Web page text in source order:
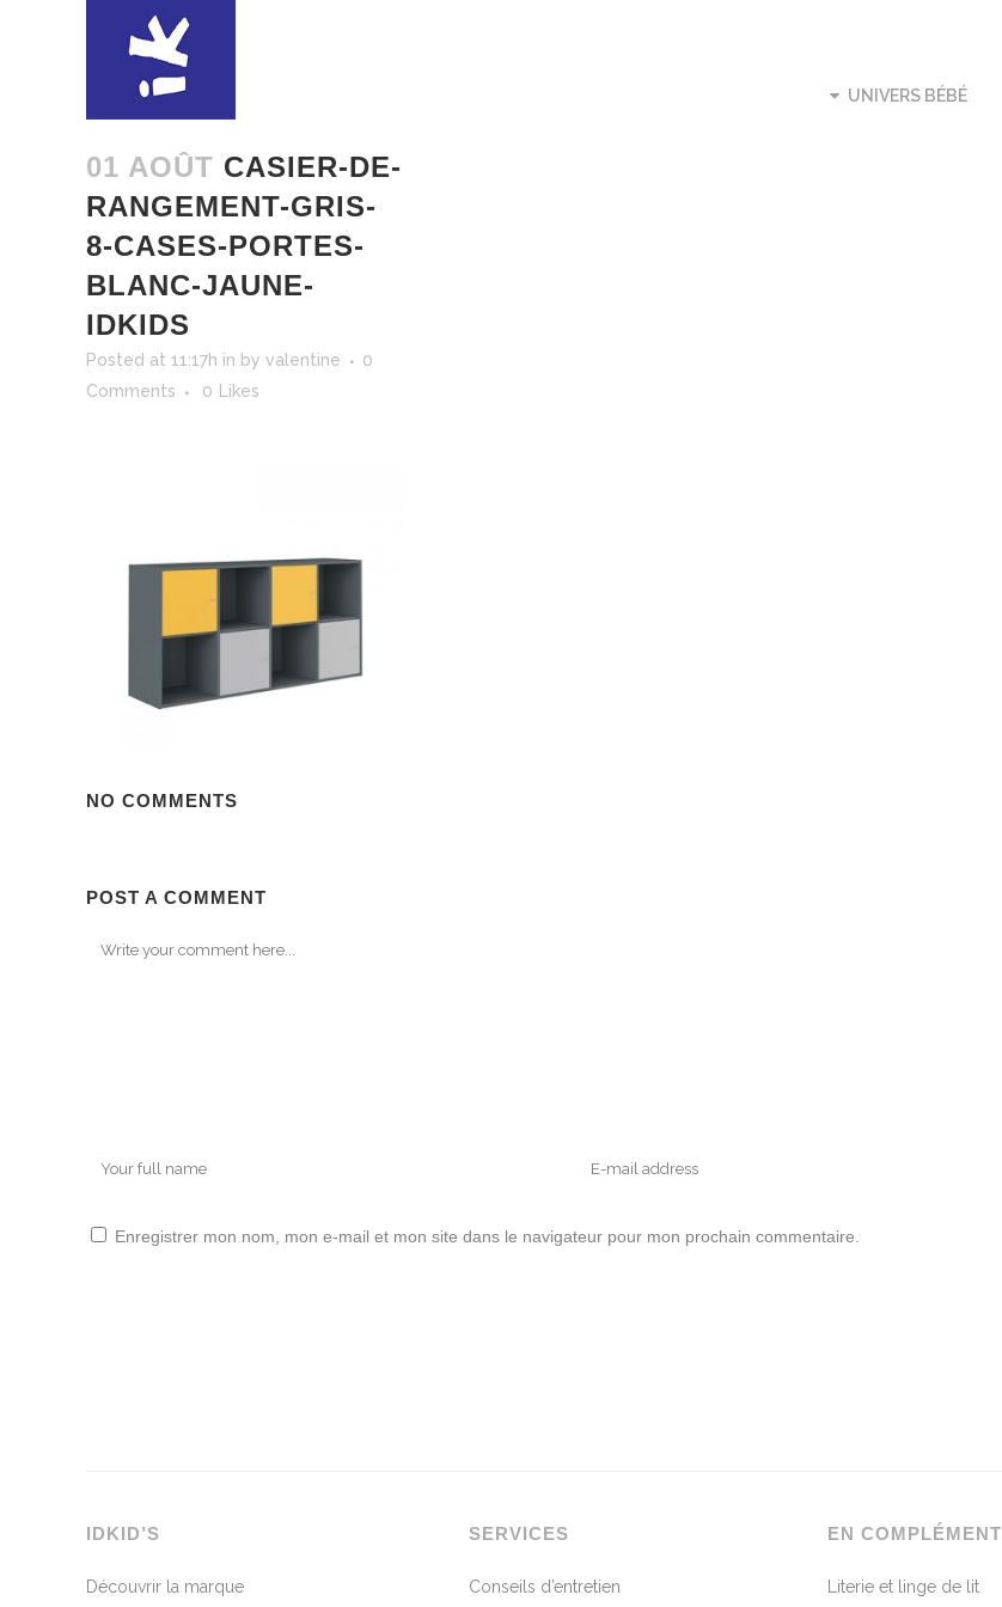
UNIVERS BÉBÉ
01 AOÛT CASIER-DE-
RANGEMENT-GRIS-
8-CASES-PORTES-
BLANC-JAUNE-
IDKIDS
Posted at 11:17h in by valentine
0
Comments
0 Likes
NO COMMENTS
POST A COMMENT
Enregistrer mon nom, mon e-mail et mon site dans le navigateur pour mon prochain commentaire.
IDKID’S
Découvrir la marque
SERVICES
Conseils d’entretien
EN COMPLÉMENT
Literie et linge de lit